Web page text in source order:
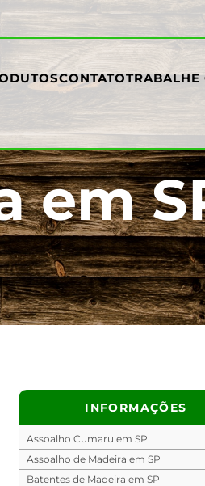
CONTATOTRABALHE
em
INFORMAÇÕES
Assoalho Cumaru em SP
Assoalho de Madeira em SP
Batentes de Madeira em SP